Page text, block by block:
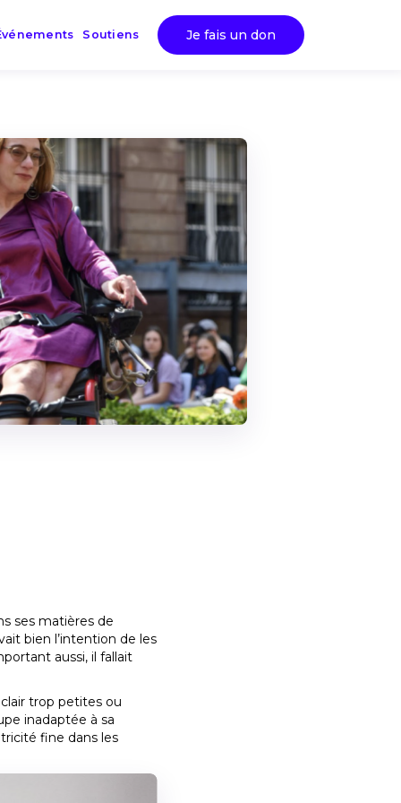
Soutiens Je fais un don
ses matières de
bien l’intention de les
aussi, il fallait
trop petites ou
inadaptée à sa
fine dans les